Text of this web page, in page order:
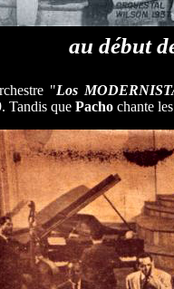
au début
"Los
Tandis que Pachochante